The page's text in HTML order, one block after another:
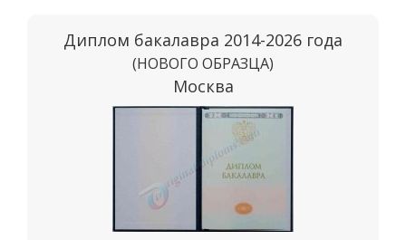
Диплом бакалавра 2014-2026 года
(НОВОГО ОБРАЗЦА)
Москва